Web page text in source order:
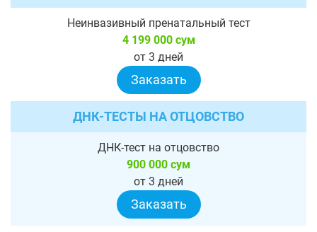
Неинвазивный пренатальный тест
4 199 000 сум
от 3 дней
Заказать
ДНК-ТЕСТЫ НА ОТЦОВСТВО
ДНК-тест на отцовство
900 000 сум
от 3 дней
Заказать